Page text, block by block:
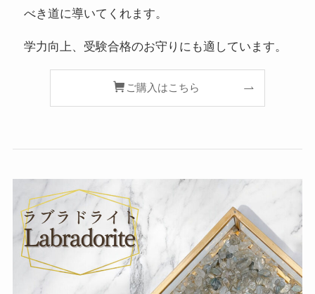
べき道に導いてくれます。
学力向上、受験合格のお守りにも適しています。
ご購入はこちら